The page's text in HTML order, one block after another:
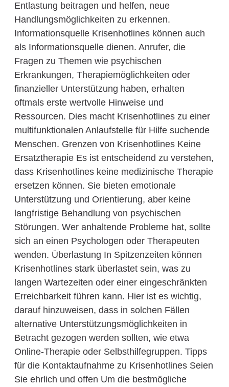
Entlastung beitragen und helfen, neue
Handlungsmöglichkeiten zu erkennen.
Informationsquelle Krisenhotlines können auch
als Informationsquelle dienen. Anrufer, die
Fragen zu Themen wie psychischen
Erkrankungen, Therapiemöglichkeiten oder
finanzieller Unterstützung haben, erhalten
oftmals erste wertvolle Hinweise und
Ressourcen. Dies macht Krisenhotlines zu einer
multifunktionalen Anlaufstelle für Hilfe suchende
Menschen. Grenzen von Krisenhotlines Keine
Ersatztherapie Es ist entscheidend zu verstehen,
dass Krisenhotlines keine medizinische Therapie
ersetzen können. Sie bieten emotionale
Unterstützung und Orientierung, aber keine
langfristige Behandlung von psychischen
Störungen. Wer anhaltende Probleme hat, sollte
sich an einen Psychologen oder Therapeuten
wenden. Überlastung In Spitzenzeiten können
Krisenhotlines stark überlastet sein, was zu
langen Wartezeiten oder einer eingeschränkten
Erreichbarkeit führen kann. Hier ist es wichtig,
darauf hinzuweisen, dass in solchen Fällen
alternative Unterstützungsmöglichkeiten in
Betracht gezogen werden sollten, wie etwa
Online-Therapie oder Selbsthilfegruppen. Tipps
für die Kontaktaufnahme zu Krisenhotlines Seien
Sie ehrlich und offen Um die bestmögliche